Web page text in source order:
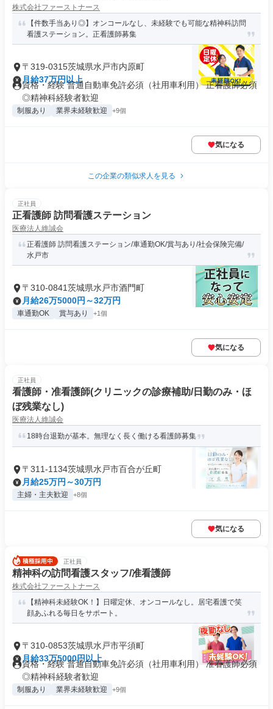
株式会社ファーストナース
【件数手当あり◎】オンコールなし、未経験でも可能な精神科訪問
看護ステーション。正看護師募集
〒319-0315茨城県水戸市内原町
月給37万円以上
資格・経験 普通自動車免許必須（社用車利用） 正看護師必須
◎精神科経験者歓迎
制服あり 業界未経験歓迎 +9個
気になる
この企業の類似求人を見る
正社員
正看護師 訪問看護ステーション
医療法人維誠会
正看護師 訪問看護ステーション/車通勤OK/賞与あり/社会保険完備/
水戸市
〒310-0841茨城県水戸市酒門町
月給26万5000円～32万円
車通勤OK 賞与あり +1個
気になる
正社員
看護師・准看護師(クリニックの診療補助/日勤のみ・ほ
ぼ残業なし)
医療法人維誠会
18時台退勤が基本。無理なく長く働ける看護師募集
〒311-1134茨城県水戸市百合が丘町
月給25万円～30万円
主婦・主夫歓迎 +8個
気になる
正社員
精神科の訪問看護スタッフ/准看護師
株式会社ファーストナース
【精神科未経験OK！】日曜定休、オンコールなし。居宅看護で笑
顔あふれる毎日をサポート。
〒310-0853茨城県水戸市平須町
月給33万5000円以上
資格・経験 普通自動車免許必須（社用車利用） 准看護師必須
◎精神科経験者歓迎
制服あり 業界未経験歓迎 +9個